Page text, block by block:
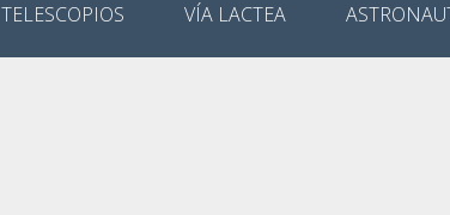
TELESCOPIOS VÍA LACTEA